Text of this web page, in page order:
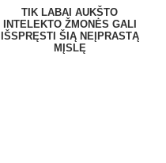
TIK LABAI AUKŠTO
INTELEKTO ŽMONĖS GALI
IŠSPRĘSTI ŠIĄ NEĮPRASTĄ
MĮSLĘ